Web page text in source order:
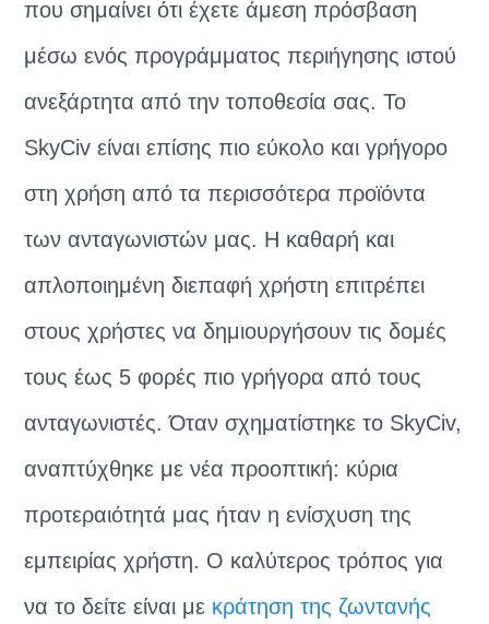
που σημαίνει ότι έχετε άμεση πρόσβαση
μέσω ενός προγράμματος περιήγησης ιστού
ανεξάρτητα από την τοποθεσία σας. Το
SkyCiv είναι επίσης πιο εύκολο και γρήγορο
στη χρήση από τα περισσότερα προϊόντα
των ανταγωνιστών μας. Η καθαρή και
απλοποιημένη διεπαφή χρήστη επιτρέπει
στους χρήστες να δημιουργήσουν τις δομές
τους έως 5 φορές πιο γρήγορα από τους
ανταγωνιστές. Όταν σχηματίστηκε το SkyCiv,
αναπτύχθηκε με νέα προοπτική: κύρια
προτεραιότητά μας ήταν η ενίσχυση της
εμπειρίας χρήστη. Ο καλύτερος τρόπος για
να το δείτε είναι με κράτηση της ζωντανής